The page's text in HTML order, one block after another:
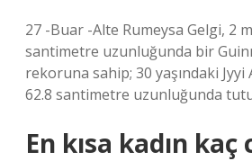
27 -Buar -Alte Rumeysa Gelgi, 2
santimetre uzunluğunda bir
rekoruna sahip; 30 yaşındaki Jyyi
62.8 santimetre uzunluğunda
En kısa kadın kaç